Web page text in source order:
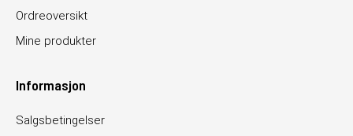
Ordreoversikt
Mine produkter
Informasjon
Salgsbetingelser